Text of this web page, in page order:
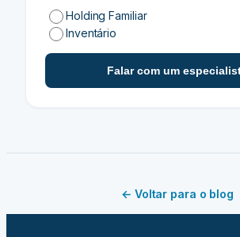
Holding Familiar
Inventário
Falar com um
← Voltar para o blog